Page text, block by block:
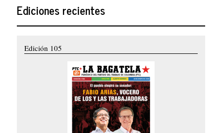
Ediciones recientes
Edición 105